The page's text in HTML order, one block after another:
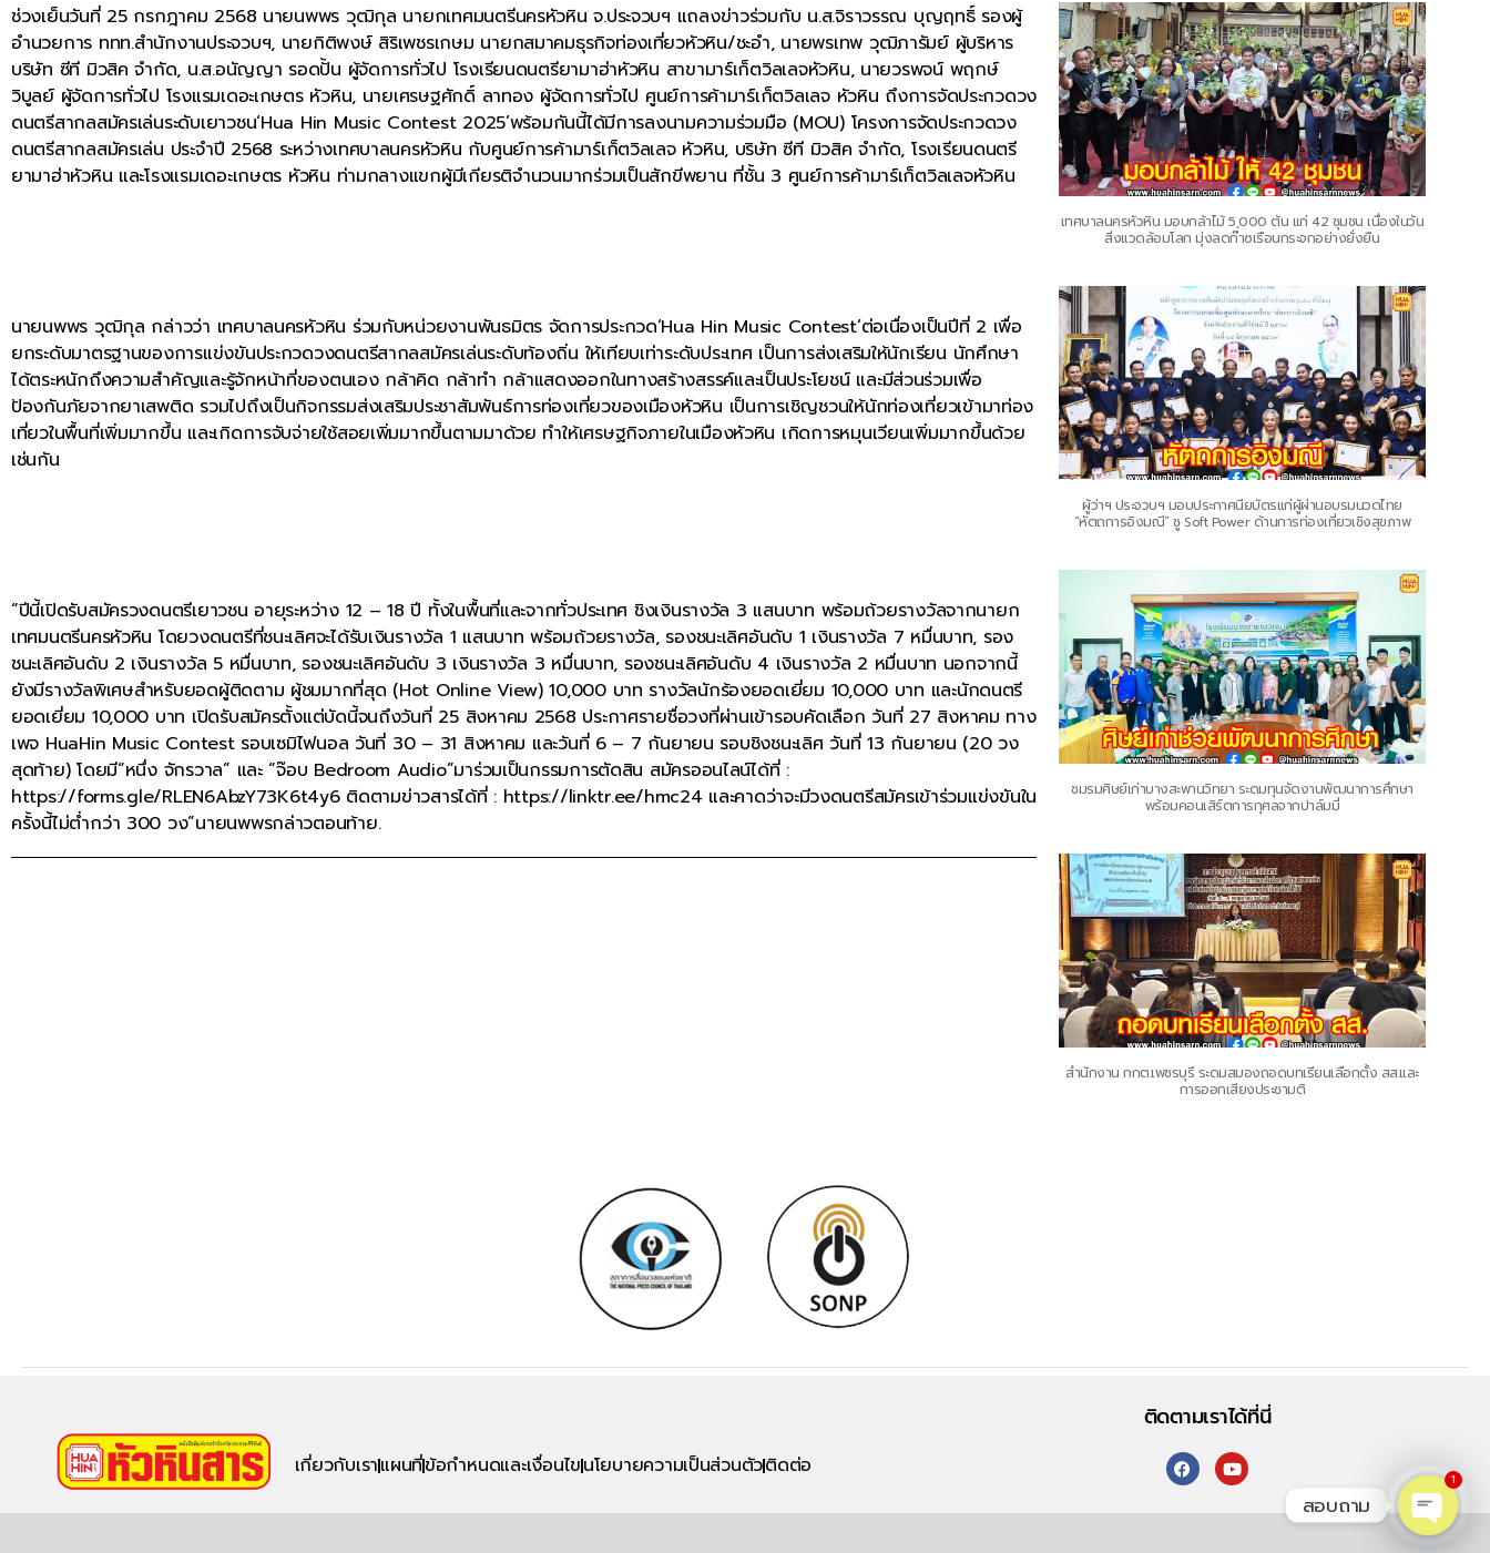
ช่วงเย็นวันที่ 25 กรกฎาคม 2568 นายนพพร วุฒิกุล นายกเทศมนตรีนครหัวหิน จ.ประจวบฯ แถลงข่าวร่วมกับ น.ส.จิราวรรณ บุญฤทธิ์ รองผู้
อำนวยการ ททท.สำนักงานประจวบฯ, นายกิติพงษ์ สิริเพชรเกษม นายกสมาคมธุรกิจท่องเที่ยวหัวหิน/ชะอำ, นายพรเทพ วุฒิภารัมย์ ผู้บริหาร
บริษัท ซีที มิวสิค จํากัด, น.ส.อนัญญา รอดปั้น ผู้จัดการทั่วไป โรงเรียนดนตรียามาฮ่าหัวหิน สาขามาร์เก็ตวิลเลจหัวหิน, นายวรพจน์ พฤกษ์
วิบูลย์ ผู้จัดการทั่วไป โรงแรมเดอะเกษตร หัวหิน, นายเศรษฐศักดิ์ ลาทอง ผู้จัดการทั่วไป ศูนย์การค้ามาร์เก็ตวิลเลจ หัวหิน ถึงการจัดประกวดวง
ดนตรีสากลสมัครเล่นระดับเยาวชน‘Hua Hin Music Contest 2025’พร้อมกันนี้ได้มีการลงนามความร่วมมือ (MOU) โครงการจัดประกวดวง
ดนตรีสากลสมัครเล่น ประจำปี 2568 ระหว่างเทศบาลนครหัวหิน กับศูนย์การค้ามาร์เก็ตวิลเลจ หัวหิน, บริษัท ซีที มิวสิค จำกัด, โรงเรียนดนตรี
ยามาฮ่าหัวหิน และโรงแรมเดอะเกษตร หัวหิน ท่ามกลางแขกผู้มีเกียรติจำนวนมากร่วมเป็นสักขีพยาน ที่ชั้น 3 ศูนย์การค้ามาร์เก็ตวิลเลจหัวหิน
นายนพพร วุฒิกุล กล่าวว่า เทศบาลนครหัวหิน ร่วมกับหน่วยงานพันธมิตร จัดการประกวด‘Hua Hin Music Contest’ต่อเนื่องเป็นปีที่ 2 เพื่อ
ยกระดับมาตรฐานของการแข่งขันประกวดวงดนตรีสากลสมัครเล่นระดับท้องถิ่น ให้เทียบเท่าระดับประเทศ เป็นการส่งเสริมให้นักเรียน นักศึกษา
ได้ตระหนักถึงความสำคัญและรู้จักหน้าที่ของตนเอง กล้าคิด กล้าทำ กล้าแสดงออกในทางสร้างสรรค์และเป็นประโยชน์ และมีส่วนร่วมเพื่อ
ป้องกันภัยจากยาเสพติด รวมไปถึงเป็นกิจกรรมส่งเสริมประชาสัมพันธ์การท่องเที่ยวของเมืองหัวหิน เป็นการเชิญชวนให้นักท่องเที่ยวเข้ามาท่อง
เที่ยวในพื้นที่เพิ่มมากขึ้น และเกิดการจับจ่ายใช้สอยเพิ่มมากขึ้นตามมาด้วย ทำให้เศรษฐกิจภายในเมืองหัวหิน เกิดการหมุนเวียนเพิ่มมากขึ้นด้วย
เช่นกัน
“ปีนี้เปิดรับสมัครวงดนตรีเยาวชน อายุระหว่าง 12 – 18 ปี ทั้งในพื้นที่และจากทั่วประเทศ ชิงเงินรางวัล 3 แสนบาท พร้อมถ้วยรางวัลจากนายก
เทศมนตรีนครหัวหิน โดยวงดนตรีที่ชนะเลิศจะได้รับเงินรางวัล 1 แสนบาท พร้อมถ้วยรางวัล, รองชนะเลิศอันดับ 1 เงินรางวัล 7 หมื่นบาท, รอง
ชนะเลิศอันดับ 2 เงินรางวัล 5 หมื่นบาท, รองชนะเลิศอันดับ 3 เงินรางวัล 3 หมื่นบาท, รองชนะเลิศอันดับ 4 เงินรางวัล 2 หมื่นบาท นอกจากนี้
ยังมีรางวัลพิเศษสำหรับยอดผู้ติดตาม ผู้ชมมากที่สุด (Hot Online View) 10,000 บาท รางวัลนักร้องยอดเยี่ยม 10,000 บาท และนักดนตรี
ยอดเยี่ยม 10,000 บาท เปิดรับสมัครตั้งแต่บัดนี้จนถึงวันที่ 25 สิงหาคม 2568 ประกาศรายชื่อวงที่ผ่านเข้ารอบคัดเลือก วันที่ 27 สิงหาคม ทาง
เพจ HuaHin Music Contest รอบเซมิไฟนอล วันที่ 30 – 31 สิงหาคม และวันที่ 6 – 7 กันยายน รอบชิงชนะเลิศ วันที่ 13 กันยายน (20 วง
สุดท้าย) โดยมี“หนึ่ง จักรวาล” และ “จ๊อบ Bedroom Audio”มาร่วมเป็นกรรมการตัดสิน สมัครออนไลน์ได้ที่ :
https://forms.gle/RLEN6AbzY73K6t4y6 ติดตามข่าวสารได้ที่ : https://linktr.ee/hmc24 และคาดว่าจะมีวงดนตรีสมัครเข้าร่วมแข่งขันใน
ครั้งนี้ไม่ต่ำกว่า 300 วง”นายนพพรกล่าวตอนท้าย.
เทศบาลนครหัวหิน มอบกล้าไม้ 5,000 ต้น แก่ 42 ชุมชน เนื่องในวัน
สิ่งแวดล้อมโลก มุ่งลดก๊าซเรือนกระจกอย่างยั่งยืน
ผู้ว่าฯ ประจวบฯ มอบประกาศนียบัตรแก่ผู้ผ่านอบรมนวดไทย
“หัตถการอิงมณี” ชู Soft Power ด้านการท่องเที่ยวเชิงสุขภาพ
ชมรมศิษย์เก่าบางสะพานวิทยา ระดมทุนจัดงานพัฒนาการศึกษา
พร้อมคอนเสิร์ตการกุศลจากปาล์มมี่
สำนักงาน กกต.เพชรบุรี ระดมสมองถอดบทเรียนเลือกตั้ง สส.และ
การออกเสียงประชามติ
เกี่ยวกับเราแผนที่ข้อกำหนดและเงื่อนไขนโยบายความเป็นส่วนตัวติดต่อ
ติดตามเราได้ที่นี่
สอบถาม
O
1